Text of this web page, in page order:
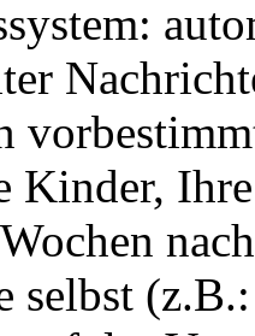
Kinder,
selbst (z.B.: